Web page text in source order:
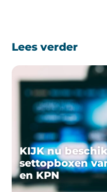
Lees verder
KIJK nu
settopboxen
en KPN